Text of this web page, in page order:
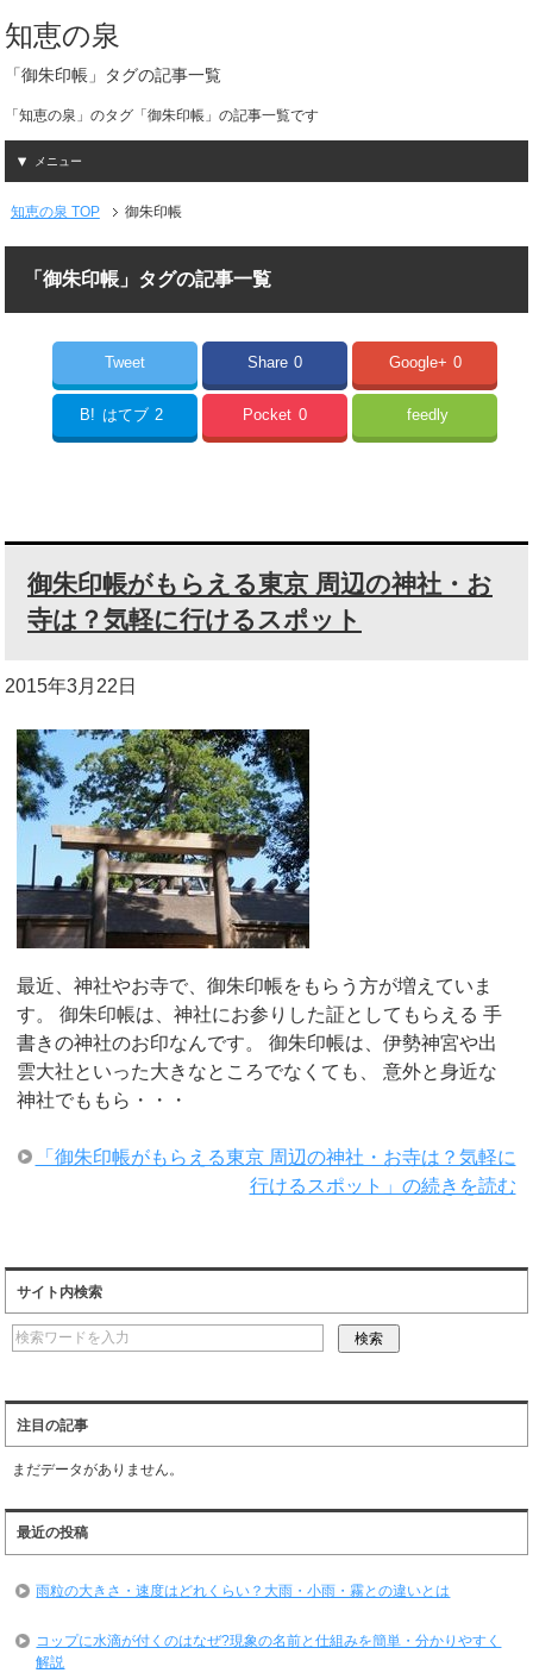
知恵の泉
「御朱印帳」タグの記事一覧
「知恵の泉」のタグ「御朱印帳」の記事一覧です
メニュー
知恵の泉 TOP 御朱印帳
「御朱印帳」タグの記事一覧
Tweet Share 0 Google+ 0
B! はてブ 2 Pocket 0 feedly
御朱印帳がもらえる東京 周辺の神社・お
寺は？気軽に行けるスポット
2015年3月22日
最近、神社やお寺で、御朱印帳をもらう方が増えていま
す。 御朱印帳は、神社にお参りした証としてもらえる 手
書きの神社のお印なんです。 御朱印帳は、伊勢神宮や出
雲大社といった大きなところでなくても、 意外と身近な
神社でももら・・・
「御朱印帳がもらえる東京 周辺の神社・お寺は？気軽に
行けるスポット」の続きを読む
サイト内検索
注目の記事
まだデータがありません。
最近の投稿
雨粒の大きさ・速度はどれくらい？大雨・小雨・霧との違いとは
コップに水滴が付くのはなぜ?現象の名前と仕組みを簡単・分かりやすく
解説